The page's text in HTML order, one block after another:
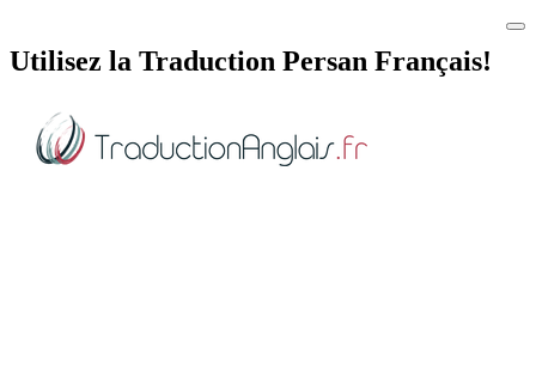
Utilisez la Traduction Persan Français!